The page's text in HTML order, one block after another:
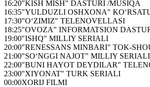
16:20"KISH MISH" DASTURI /MUSIQA
16:35"YULDUZLI OSHXONA"
17:30"O‘ZIMIZ" TELENOVELLASI
18:25"OVOZA" INFORMATSION
19:00"ISHQ" MILLIY SERIALI
20:00"RENESSANS MINBARI" TOK-
21:00"SO‘NGGI NAJOT" MILLIY SERIALI
22:00"BUNI HAYOT DEYDILAR"
23:00"XIYONAT" TURK SERIALI
00:00XORIJ FILMI